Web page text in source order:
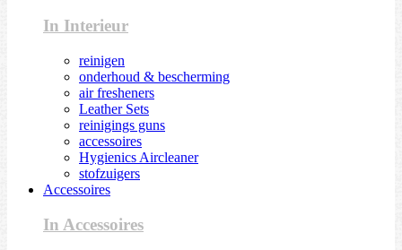
In Interieur
reinigen
onderhoud & bescherming
air fresheners
Leather Sets
reinigings guns
accessoires
Hygienics Aircleaner
stofzuigers
Accessoires
In Accessoires